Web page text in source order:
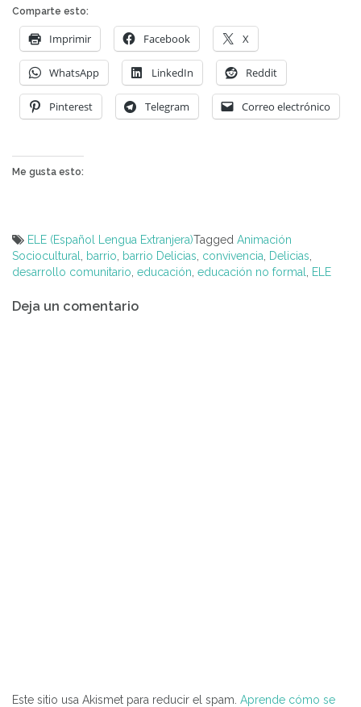
Comparte esto:
Imprimir Facebook X
WhatsApp LinkedIn Reddit
Pinterest Telegram Correo electrónico
Me gusta esto:
ELE (Español Lengua Extranjera)Tagged Animación
Sociocultural, barrio, barrio Delicias, convivencia, Delicias,
desarrollo comunitario, educación, educación no formal, ELE
de
Deja un comentario
Este sitio usa Akismet para reducir el spam. Aprende cómo se